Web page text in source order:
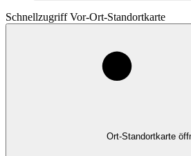
Schnellzugriff Vor-Ort-Standortkarte
Ort-Standortkarte